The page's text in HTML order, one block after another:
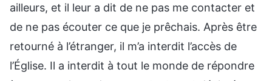
ailleurs, et il leur a dit de ne pas me contacter et
de ne pas écouter ce que je prêchais. Après être
retourné à l’étranger, il m’a interdit l’accès de
l’Église. Il a interdit à tout le monde de répondre